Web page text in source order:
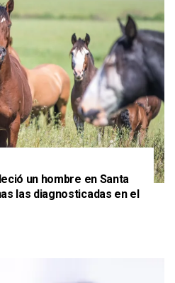
un hombre en Santa
las diagnosticadas en el